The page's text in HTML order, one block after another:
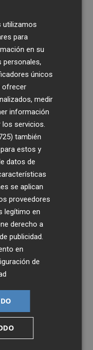
utilizamos
para
en su
personales,
únicos
ofrecer
medir
información
los servicios.
también
estos y
datos de
se aplican
proveedores
legítimo en
derecho a
publicidad.
en
de